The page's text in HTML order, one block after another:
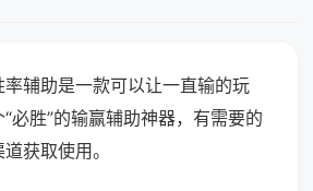
辅助是一款可以让一直输的玩
必胜”的输赢辅助神器，有需要的
获取使用。